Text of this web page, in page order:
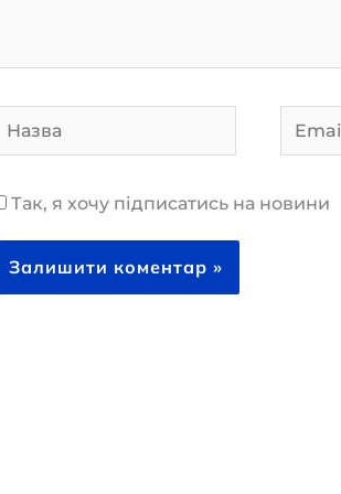
Назва Email
Так, я хочу підписатись на новини